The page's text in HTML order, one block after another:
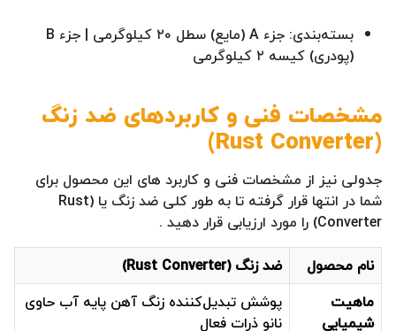
بسته‌بندی: جزء A (مایع) سطل ۲۰ کیلوگرمی | جزء B
(پودری) کیسه ۲ کیلوگرمی
مشخصات فنی و کاربردهای ضد زنگ
(Rust Converter)
جدولی نیز از مشخصات فنی و کاربرد های این محصول برای
شما در انتها قرار گرفته تا به طور کلی ضد زنگ یا (Rust
Converter) را مورد ارزیابی قرار دهید .
نام محصول
ضد زنگ (Rust Converter)
ماهیت
شیمیایی
پوشش تبدیل‌کننده زنگ آهن پایه آب حاوی
نانو ذرات فعال